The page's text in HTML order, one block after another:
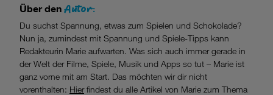
Über den Autor:
Du suchst Spannung, etwas zum Spielen und Schokolade?
Nun ja, zumindest mit Spannung und Spiele-Tipps kann
Redakteurin Marie aufwarten. Was sich auch immer gerade in
der Welt der Filme, Spiele, Musik und Apps so tut – Marie ist
ganz vorne mit am Start. Das möchten wir dir nicht
vorenthalten: Hierfindest du alle Artikel von Marie zum Thema